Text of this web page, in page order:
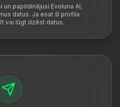
papildinājusi Evoluna AI,
datus. Ja esat šī profila
vai lūgt dzēst datus.